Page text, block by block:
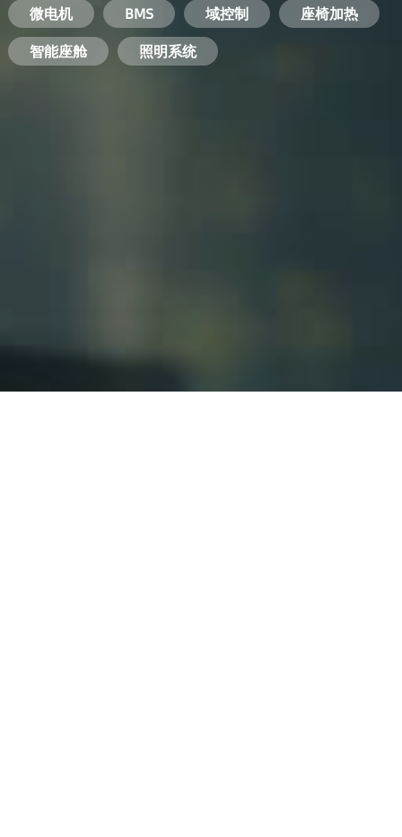
微电机 BMS 域控制
座椅加热
智能座舱
照明系统
电池管理系统
储能逆变器
工业电焊机 变频器
电机驱动
安防摄像头
开关电源 手机充电器
服务器电源
PC电源
电脑 手机 基站 机顶盒
智能农业 智能医疗
智能交通
智能家居